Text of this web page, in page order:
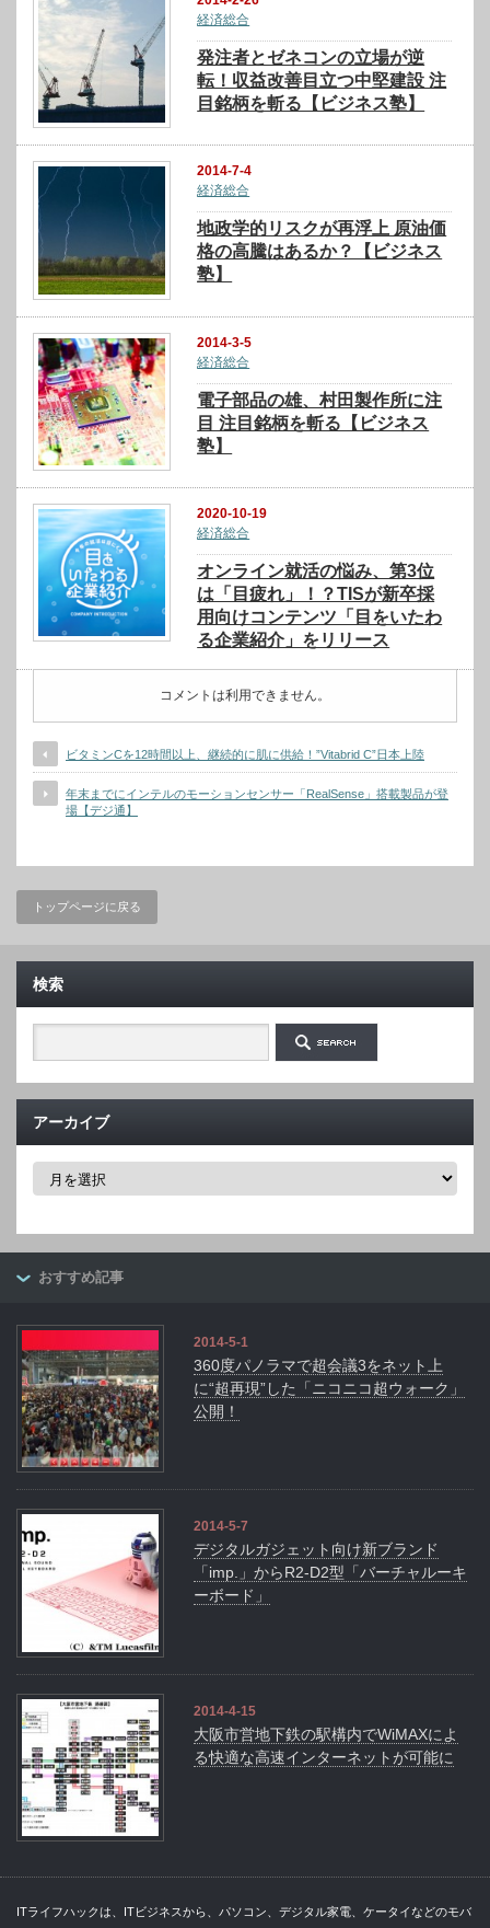
経済総合
発注者とゼネコンの立場が逆
転！収益改善目立つ中堅建設 注
目銘柄を斬る【ビジネス塾】
2014-7-4
経済総合
地政学的リスクが再浮上 原油価
格の高騰はあるか？【ビジネス
塾】
2014-3-5
経済総合
電子部品の雄、村田製作所に注
目 注目銘柄を斬る【ビジネス
塾】
2020-10-19
経済総合
オンライン就活の悩み、第3位
は「目疲れ」！？TISが新卒採
用向けコンテンツ「目をいたわ
る企業紹介」をリリース
コメントは利用できません。
ビタミンCを12時間以上、継続的に肌に供給！”Vitabrid C”日本上陸
年末までにインテルのモーションセンサー「RealSense」搭載製品が登
場【デジ通】
トップページに戻る
検索
アーカイブ
ア
ブ
おすすめ記事
2014-5-1
360度パノラマで超会議3をネット上
に“超再現”した「ニコニコ超ウォーク」
公開！
2014-5-7
デジタルガジェット向け新ブランド
「imp.」からR2-D2型「バーチャルーキ
ーボード」
2014-4-15
大阪市営地下鉄の駅構内でWiMAXによ
る快適な高速インターネットが可能に
ITライフハックは、ITビジネスから、パソコン、デジタル家電、ケータイなどのモバ